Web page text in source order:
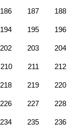
186 187 188
194 195 196
202 203 204
210 211 212
218 219 220
226 227 228
234 235 236